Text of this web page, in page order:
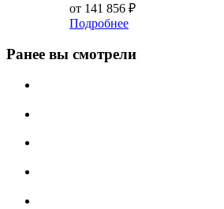
от 141 856 ₽
Подробнее
Ранее вы смотрели